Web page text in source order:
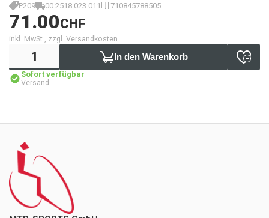
P209 00.2518.023.011 710845788505
71.00CHF
inkl. MwSt., zzgl. Versandkosten
In den Warenkorb
Sofort verfügbar
Versand